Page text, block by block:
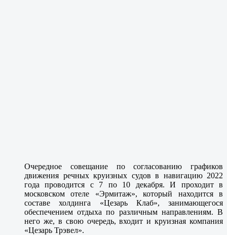
Очередное совещание по согласованию графиков
движения речных круизных судов в навигацию 2022
года проводится с 7 по 10 декабря. И проходит в
московском отеле «Эрмитаж», который находится в
составе холдинга «Цезарь Клаб», занимающегося
обеспечением отдыха по различным направлениям. В
него же, в свою очередь, входит и круизная компания
«Цезарь Трэвел».